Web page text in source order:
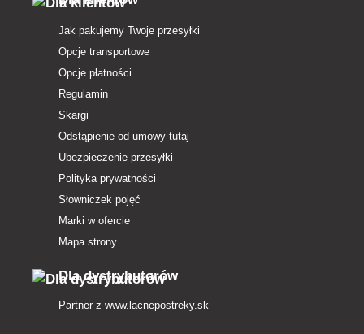
Jak pakujemy Twoje przesyłki
Opcje transportowe
Opcje płatności
Regulamin
Skargi
Odstąpienie od umowy tutaj
Ubezpieczenie przesyłki
Polityka prywatności
Słowniczek pojęć
Marki w ofercie
Mapa strony
Dla dystrybutorów
Partner z www.lacnepostreky.sk